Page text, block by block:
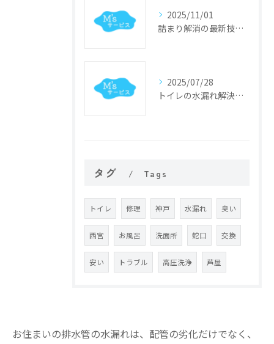
2025/11/01
詰まり解消の最新技術と業界動向
2025/07/28
トイレの水漏れ解決法と修理手順
タグ Tags
トイレ 修理 神戸 水漏れ 臭い
西宮 お風呂 洗面所 蛇口 交換
安い トラブル 高圧洗浄 芦屋
お住まいの排水管の水漏れは、配管の劣化だけでなく、